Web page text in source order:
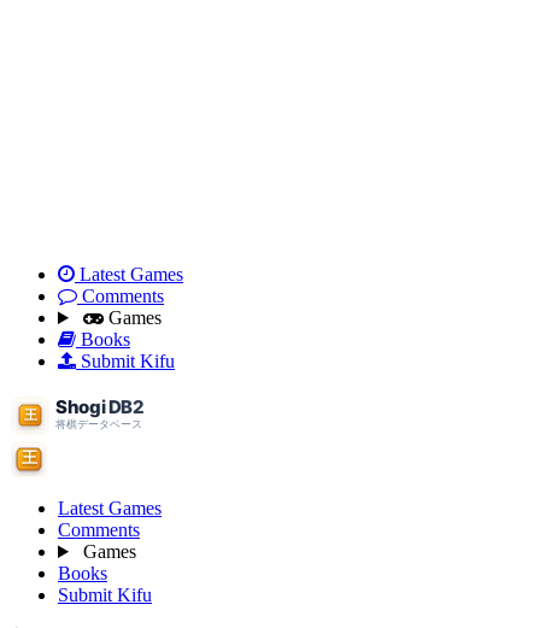
Latest Games
Comments
Games
Books
Submit Kifu
Latest Games
Comments
Games
Books
Submit Kifu